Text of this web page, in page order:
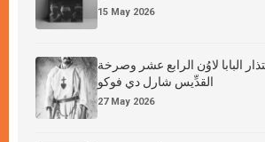
15 May 2026
البابا لاوُن الرابع عشر وصرخة
القدِّيس شارل دي فوكو
27 May 2026